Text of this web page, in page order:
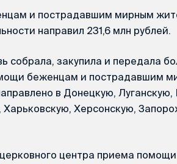
и пострадавшим мирным
направил 231,6 млн рублей.
собрала, закупила и передала
беженцам и пострадавшим
в Донецкую, Луганскую,
Херсонскую,
центра приема